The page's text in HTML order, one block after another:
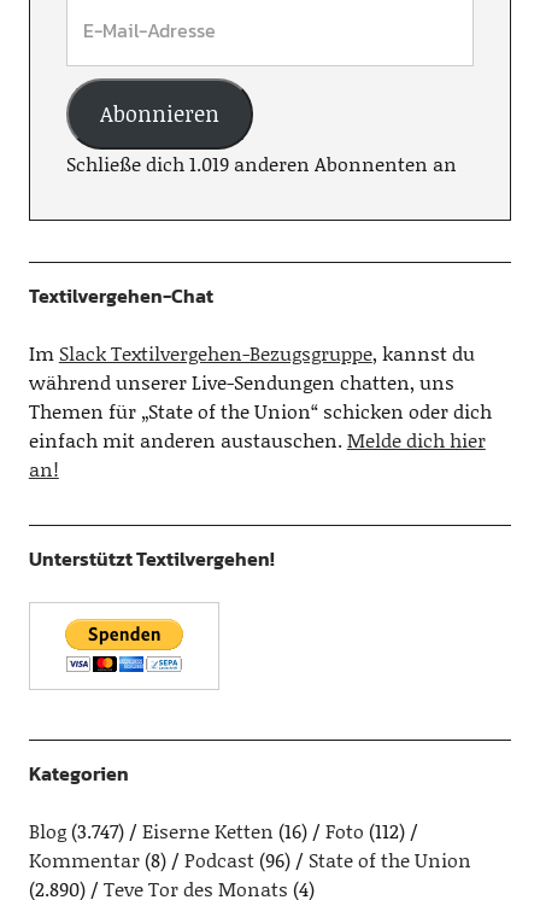
Abonnieren
Schließe dich 1.019 anderen Abonnenten an
Textilvergehen-Chat
Im Slack Textilvergehen-Bezugsgruppe, kannst du
während unserer Live-Sendungen chatten, uns
Themen für „State of the Union“ schicken oder dich
einfach mit anderen austauschen.Melde dich hier
an!
Unterstützt Textilvergehen!
Kategorien
Blog(3.747) Eiserne Ketten (16) Foto (112)
Kommentar(8) Podcast(96)
State of the Union
(2.890)
Teve Tor des Monats (4)